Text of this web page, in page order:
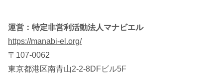
運営：特定非営利活動法人マナビエル
https://manabi-el.org/
〒107-0062
東京都港区南青山2-2-8DFビル5F